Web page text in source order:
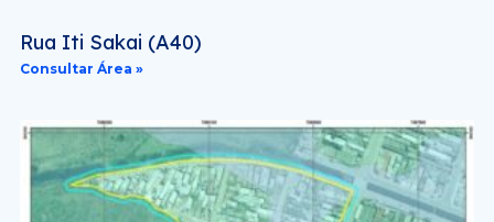
Rua Iti Sakai (A40)
Consultar Área »